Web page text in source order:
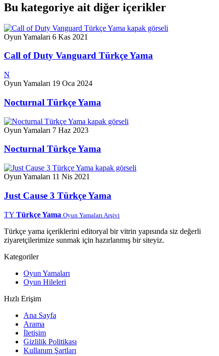
Bu kategoriye ait diğer içerikler
Oyun Yamaları 6 Kas 2021
Call of Duty Vanguard Türkçe Yama
N
Oyun Yamaları 19 Oca 2024
Nocturnal Türkçe Yama
Oyun Yamaları 7 Haz 2023
Nocturnal Türkçe Yama
Oyun Yamaları 11 Nis 2021
Just Cause 3 Türkçe Yama
TY Türkçe Yama Oyun Yamaları Arşivi
Türkçe yama içeriklerini editoryal bir vitrin yapısında siz değerli
ziyaretçilerimize sunmak için hazırlanmış bir siteyiz.
Kategoriler
Oyun Yamaları
Oyun Hileleri
Hızlı Erişim
Ana Sayfa
Arama
İletişim
Gizlilik Politikası
Kullanım Şartları